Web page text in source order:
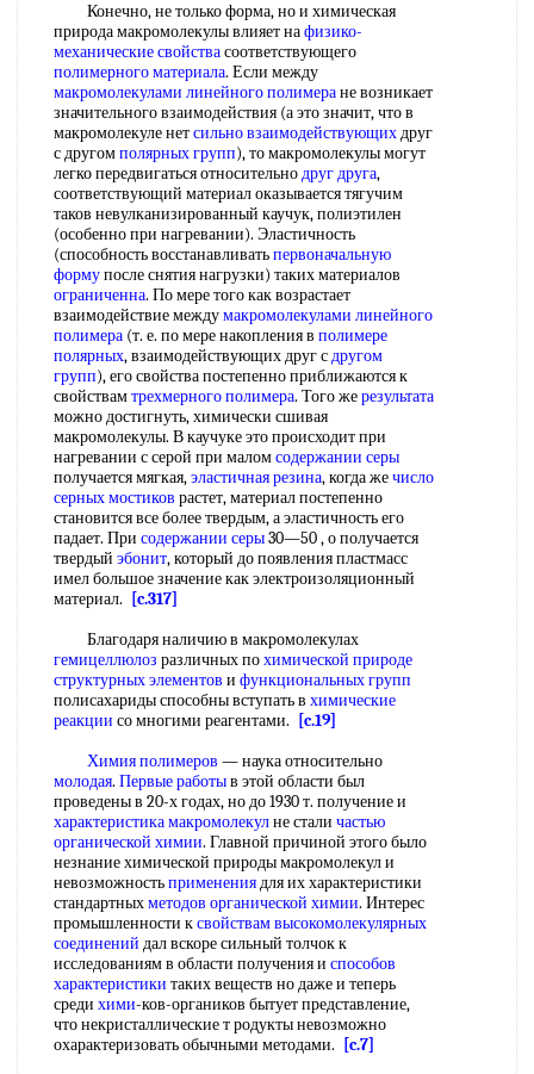
Конечно, не только форма, но и химическая
природа макромолекулы влияет нафизико-
механические свойствасоответствующего
полимерного материала. Если между
макромолекулами линейного полимеране возникает
значительного взаимодействия (а это значит, что в
макромолекуле нетсильно взаимодействующихдруг
с другомполярных групп), то макромолекулы могут
легко передвигаться относительнодруг друга,
соответствующий материал оказывается тягучим
таков невулканизированный каучук, полиэтилен
(особенно при нагревании). Эластичность
(способность восстанавливатьпервоначальную
формупосле снятия нагрузки) таких материалов
ограниченна. По мере того как возрастает
взаимодействие междумакромолекулами линейного
полимера (т. е. по мере накопления в полимере
полярных, взаимодействующих друг сдругом
групп), его свойства постепенно приближаются к
свойствамтрехмерного полимера. Того жерезультата
можно достигнуть, химически сшивая
макромолекулы. В каучуке это происходит при
нагревании с серой при маломсодержании серы
получается мягкая,эластичная резина, когда жечисло
серныхмостиков растет, материал постепенно
становится все более твердым, а эластичность его
падает. При содержании серы30—50 , о получается
твердый эбонит, который до появления пластмасс
имел большое значение как электроизоляционный
материал.
[c.317]
Благодаря наличию в макромолекулах
гемицеллюлоз различных похимической природе
структурных элементов и функциональных групп
полисахариды способны вступать в химические
реакции со многими реагентами.
[c.19]
Химия полимеров — наука относительно
молодая. Первые работыв этой области был
проведены в 20-х годах, но до 1930 т. получение и
характеристика макромолекулне стали частью
органической химии. Главной причиной этого было
незнание химической природы макромолекул и
невозможностьприменениядля их характеристики
стандартныхметодов органической химии. Интерес
промышленности ксвойствам высокомолекулярных
соединений дал вскоре сильный толчок к
исследованиям в области получения и способов
характеристики таких веществ но даже и теперь
среди хими-ков-органиков бытует представление,
что некристаллические т родукты невозможно
охарактеризовать обычными методами.
[c.7]